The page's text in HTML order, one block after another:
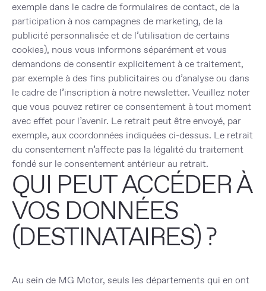
exemple dans le cadre de formulaires de contact, de la
participation à nos campagnes de marketing, de la
publicité personnalisée et de l’utilisation de certains
cookies), nous vous informons séparément et vous
demandons de consentir explicitement à ce traitement,
par exemple à des fins publicitaires ou d’analyse ou dans
le cadre de l’inscription à notre newsletter. Veuillez noter
que vous pouvez retirer ce consentement à tout moment
avec effet pour l’avenir. Le retrait peut être envoyé, par
exemple, aux coordonnées indiquées ci-dessus. Le retrait
du consentement n’affecte pas la légalité du traitement
fondé sur le consentement antérieur au retrait.
QUI PEUT ACCÉDER À
VOS DONNÉES
(DESTINATAIRES) ?
Au sein de MG Motor, seuls les départements qui en ont